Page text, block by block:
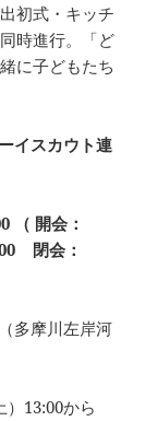
初式・キッチ
時進行。「ど
に子どもたち
イスカウト連
（ 開会：
閉会：
（多摩川左岸河
）13:00から